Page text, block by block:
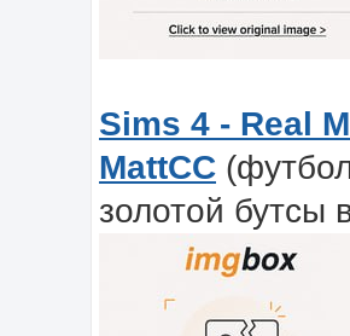
Sims 4 - Real
MattCC
золотой бутсы